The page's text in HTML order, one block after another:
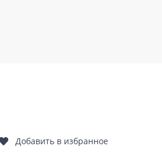
Добавить в избранное